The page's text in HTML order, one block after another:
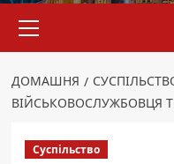
меню
ДОМАШНЯ
ВІЙСЬКОВОСЛУЖБОВЦЯ
Суспільство